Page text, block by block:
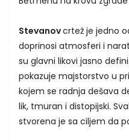
Stevanovcrtež je jedno
doprinosi atmosferi i
su glavni likovi jasno
pokazuje majstorstvo u
kojem se radnja dešava
lik, tmuran i distopijski.
stvorena je sa ciljem da